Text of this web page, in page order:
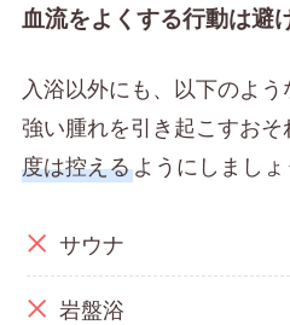
血流をよくする行動は避
入浴以外にも、以下のよう
強い腫れを引き起こすおそ
度は控えるようにしましょ
サウナ
岩盤浴